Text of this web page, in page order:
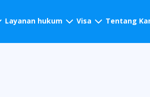
Layanan hukum Visa Tentang